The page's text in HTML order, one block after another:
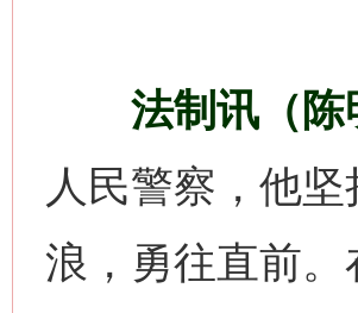
法制讯（陈
人民警察，他
浪，勇往直前